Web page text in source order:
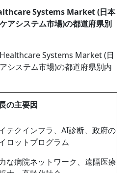
Systems Market (日本
アシステム市場)の都道府県別
Systems Market (日
システム市場)の都道府県別内
の主要因
テクインフラ、AI診断、政府の
ロットプログラム
な病院ネットワーク、遠隔医療